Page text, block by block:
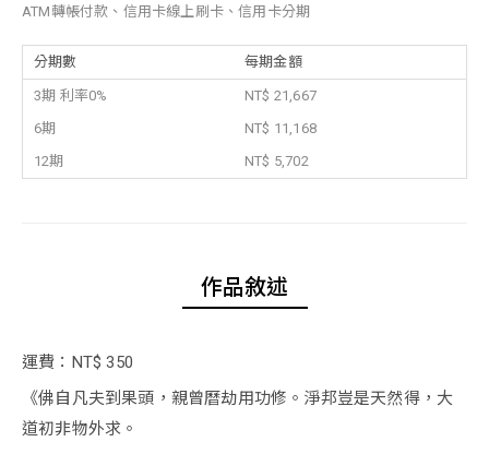
ATM轉帳付款、信用卡線上刷卡、信用卡分期
分期數 每期金額
3期 利率0%
NT$ 21,667
6期
NT$ 11,168
12期
NT$ 5,702
作品敘述
運費：NT$ 350
《佛自凡夫到果頭，親曾曆劫用功修。淨邦豈是天然得，大
道初非物外求。